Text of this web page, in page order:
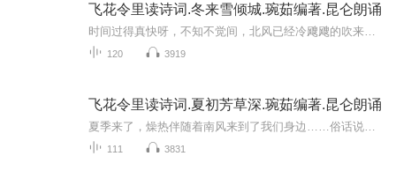
飞花令里读诗词.冬来雪倾城.琬茹编著.昆仑朗诵
120 3919
飞花令里读诗词.夏初芳草深.琬茹编著.昆仑朗诵
111 3831